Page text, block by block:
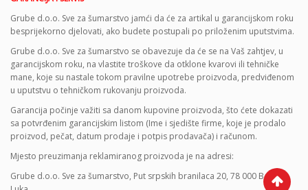
Grube d.o.o. Sve za šumarstvo jamći da će za artikal u garancijskom roku
besprijekorno djelovati, ako budete postupali po priloženim uputstvima.
Grube d.o.o. Sve za šumarstvo se obavezuje da će se na Vaš zahtjev, u
garancijskom roku, na vlastite troškove da otklone kvarovi ili tehničke
mane, koje su nastale tokom pravilne upotrebe proizvoda, predviđenom
u uputstvu o tehničkom rukovanju proizvoda.
Garancija počinje važiti sa danom kupovine proizvoda, što ćete dokazati
sa potvrđenim garancijskim listom (Ime i sjedište firme, koje je prodalo
proizvod, pečat, datum prodaje i potpis prodavača) i računom.
Mjesto preuzimanja reklamiranog proizvoda je na adresi:
Grube d.o.o. Sve za šumarstvo, Put srpskih branilaca 20, 78 000 Banja